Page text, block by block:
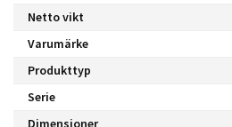
Netto vikt
Varumärke
Produkttyp
Serie
Dimensioner